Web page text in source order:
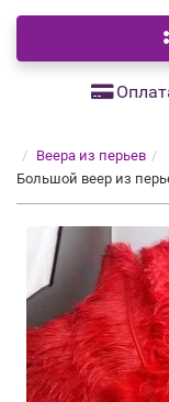
Веера из перьев
Большой веер из